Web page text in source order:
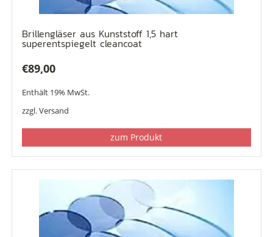
Brillengläser aus Kunststoff 1,5 hart
superentspiegelt cleancoat
€89,00
Enthält 19% MwSt.
zzgl.Versand
zum Produkt